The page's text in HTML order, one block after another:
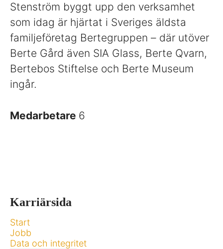
Stenström byggt upp den verksamhet
som idag är hjärtat i Sveriges äldsta
familjeföretag Bertegruppen – där utöver
Berte Gård även SIA Glass, Berte Qvarn,
Bertebos Stiftelse och Berte Museum
ingår.
Medarbetare 6
Karriärsida
Start
Jobb
Data och integritet